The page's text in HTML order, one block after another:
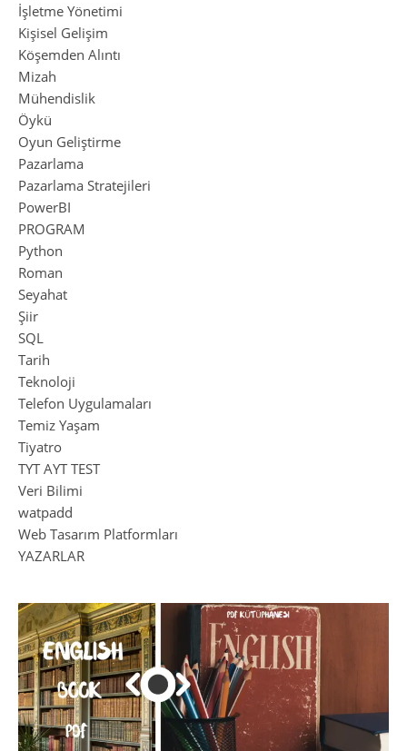
İşletme Yönetimi
Kişisel Gelişim
Köşemden Alıntı
Mizah
Mühendislik
Öykü
Oyun Geliştirme
Pazarlama
Pazarlama Stratejileri
PowerBI
PROGRAM
Python
Roman
Seyahat
Şiir
SQL
Tarih
Teknoloji
Telefon Uygulamaları
Temiz Yaşam
Tiyatro
TYT AYT TEST
Veri Bilimi
watpadd
Web Tasarım Platformları
YAZARLAR